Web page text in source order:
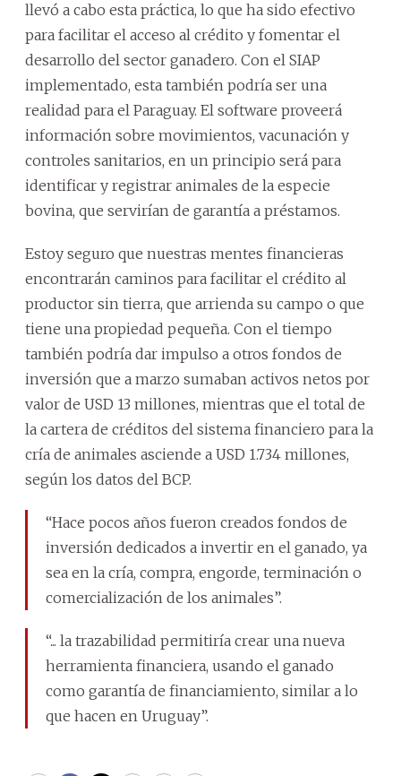
llevó a cabo esta práctica, lo que ha sido efectivo
para facilitar el acceso al crédito y fomentar el
desarrollo del sector ganadero. Con el SIAP
implementado, esta también podría ser una
realidad para el Paraguay. El software proveerá
información sobre movimientos, vacunación y
controles sanitarios, en un principio será para
identificar y registrar animales de la especie
bovina, que servirían de garantía a préstamos.
Estoy seguro que nuestras mentes financieras
encontrarán caminos para facilitar el crédito al
productor sin tierra, que arrienda su campo o que
tiene una propiedad pequeña. Con el tiempo
también podría dar impulso a otros fondos de
inversión que a marzo sumaban activos netos por
valor de USD 13 millones, mientras que el total de
la cartera de créditos del sistema financiero para la
cría de animales asciende a USD 1.734 millones,
según los datos del BCP.
“Hace pocos años fueron creados fondos de
inversión dedicados a invertir en el ganado, ya
sea en la cría, compra, engorde, terminación o
comercialización de los animales”.
“... la trazabilidad permitiría crear una nueva
herramienta financiera, usando el ganado
como garantía de financiamiento, similar a lo
que hacen en Uruguay”.